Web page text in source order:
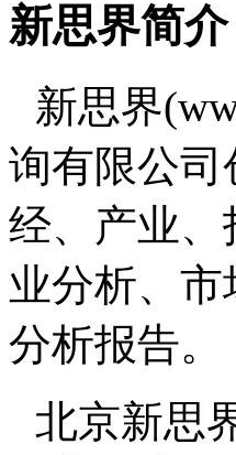
新思界简介
新思界
询有限公
经、产业
业分析、
分析报告。
北京新思